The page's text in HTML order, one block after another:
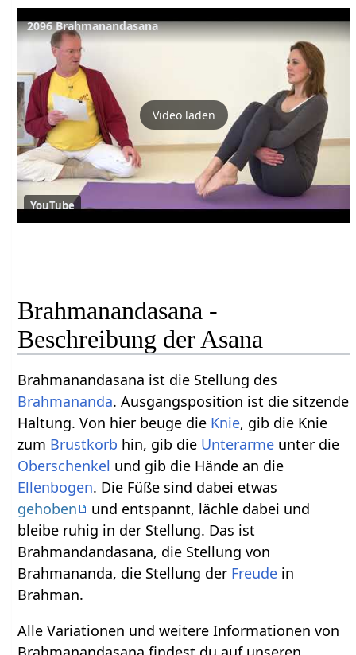
2096 Brahmanandasana
Video laden
YouTube
Brahmanandasana -
Beschreibung der Asana
Brahmanandasana ist die Stellung des
Brahmananda. Ausgangsposition ist die sitzende
Haltung. Von hier beuge die Knie, gib die Knie
zum Brustkorb hin, gib die Unterarme unter die
Oberschenkel und gib die Hände an die
Ellenbogen. Die Füße sind dabei etwas
gehoben
und entspannt, lächle dabei und
bleibe ruhig in der Stellung. Das ist
Brahmandandasana, die Stellung von
Brahmananda, die Stellung der Freude in
Brahman.
Alle Variationen und weitere Informationen von